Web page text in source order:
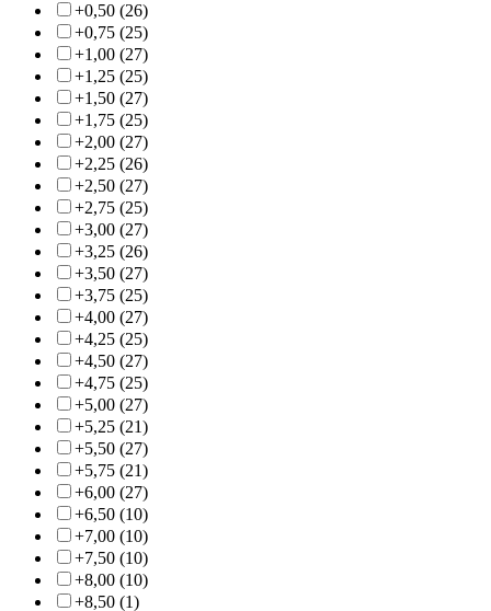
+0,50 (26)
+0,75 (25)
+1,00 (27)
+1,25 (25)
+1,50 (27)
+1,75 (25)
+2,00 (27)
+2,25 (26)
+2,50 (27)
+2,75 (25)
+3,00 (27)
+3,25 (26)
+3,50 (27)
+3,75 (25)
+4,00 (27)
+4,25 (25)
+4,50 (27)
+4,75 (25)
+5,00 (27)
+5,25 (21)
+5,50 (27)
+5,75 (21)
+6,00 (27)
+6,50 (10)
+7,00 (10)
+7,50 (10)
+8,00 (10)
+8,50 (1)